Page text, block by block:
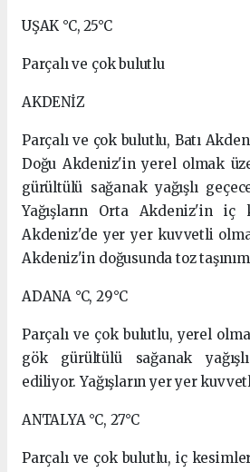
UŞAK °C, 25°C
Parçalı ve çok bulutlu
AKDENİZ
Parçalı ve çok bulutlu, Batı
Doğu Akdeniz'in yerel olmak
gürültülü sağanak yağışlı
Yağışların Orta Akdeniz'in
Akdeniz'de yer yer kuvvetli
Akdeniz'in doğusunda toz
ADANA °C, 29°C
Parçalı ve çok bulutlu, yerel
gök gürültülü sağanak
ediliyor. Yağışların yer yer
ANTALYA °C, 27°C
Parçalı ve çok bulutlu, iç